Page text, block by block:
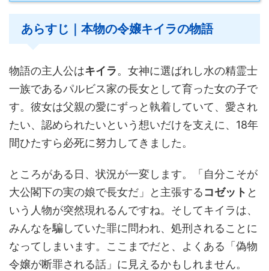
あらすじ｜本物の令嬢キイラの物語
物語の主人公はキイラ。女神に選ばれし水の精霊士
一族であるパルビス家の長女として育った女の子で
す。彼女は父親の愛にずっと執着していて、愛され
たい、認められたいという想いだけを支えに、18年
間ひたすら必死に努力してきました。
ところがある日、状況が一変します。「自分こそが
大公閣下の実の娘で長女だ」と主張するコゼット と
いう人物が突然現れるんですね。そしてキイラは、
みんなを騙していた罪に問われ、処刑されることに
なってしまいます。ここまでだと、よくある「偽物
令嬢が断罪される話」に見えるかもしれません。